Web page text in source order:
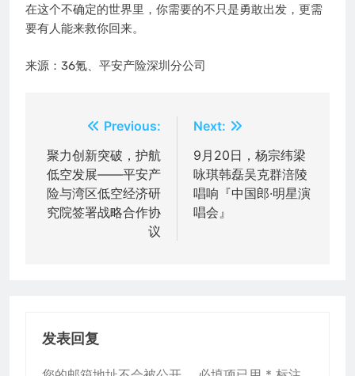
在这个不确定的世界里，你需要的不只是勇敢出发，更需
要有人能来救你回来。
来源：36氪、平安产险深圳分公司
章
导
航
Previous:
聚力创新突破，护航
低空发展——平安产
险与湾区低空经济研
究院签署战略合作协
议
Next:
9月20日，杨宗纬梁
咏琪韩磊吴克群涪陵
唱响『中国郎·明星演
唱会』
发表回复